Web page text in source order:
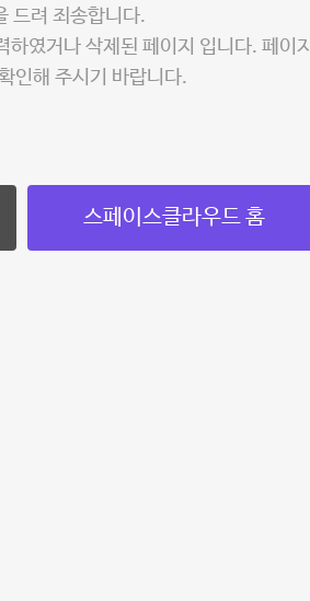
드려 죄송합니다.
였거나 삭제된 페이지 입니다. 페이지
인해 주시기 바랍니다.
스페이스클라우드 홈